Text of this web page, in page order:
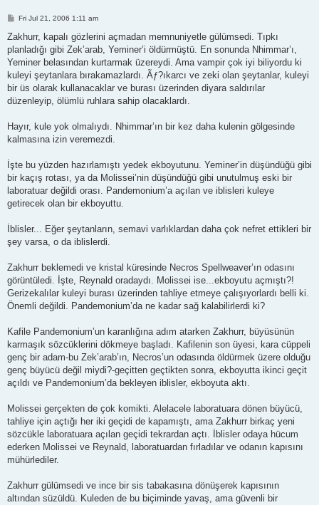
P
s
Fri Jul 21, 2006 1:11 am
Zakhurr, kapalı gözlerini açmadan memnuniyetle gülümsedi. Tıpkı
planladığı gibi Zek’arab, Yeminer’i öldürmüştü. En sonunda Nhimmar’ı,
Yeminer belasından kurtarmak üzereydi. Ama vampir çok iyi biliyordu ki
kuleyi şeytanlara bırakamazlardı. Ãƒ?ıkarcı ve zeki olan şeytanlar, kuleyi
bir üs olarak kullanacaklar ve burası üzerinden diyara saldırılar
düzenleyip, ölümlü ruhlara sahip olacaklardı.
Hayır, kule yok olmalıydı. Nhimmar’ın bir kez daha kulenin gölgesinde
kalmasına izin veremezdi.
İşte bu yüzden hazırlamıştı yedek ekboyutunu. Yeminer’in düşündüğü gibi
bir kaçış rotası, ya da Molissei’nin düşündüğü gibi unutulmuş eski bir
laboratuar değildi orası. Pandemonium’a açılan ve iblisleri kuleye
getirecek olan bir ekboyuttu.
İblisler... Eğer şeytanların, semavi varlıklardan daha çok nefret ettikleri bir
şey varsa, o da iblislerdi.
Zakhurr beklemedi ve kristal küresinde Necros Spellweaver’ın odasını
görüntüledi. İşte, Reynald oradaydı. Molissei ise...ekboyutu açmıştı?!
Gerizekalılar kuleyi burası üzerinden tahliye etmeye çalışıyorlardı belli ki.
Önemli değildi. Pandemonium’da ne kadar sağ kalabilirlerdi ki?
Kafile Pandemonium’un karanlığına adım atarken Zakhurr, büyüsünün
karmaşık sözcüklerini dökmeye başladı. Kafilenin son üyesi, kara cüppeli
genç bir adam-bu Zek’arab’ın, Necros’un odasında öldürmek üzere olduğu
genç büyücü değil miydi?-geçitten geçtikten sonra, ekboyutta ikinci geçit
açıldı ve Pandemonium’da bekleyen iblisler, ekboyuta aktı.
Molissei gerçekten de çok komikti. Alelacele laboratuara dönen büyücü,
tahliye için açtığı her iki geçidi de kapamıştı, ama Zakhurr birkaç yeni
sözcükle laboratuara açılan geçidi tekrardan açtı. İblisler odaya hücum
ederken Molissei ve Reynald, laboratuardan fırladılar ve odanın kapısını
mühürlediler.
Zakhurr gülümsedi ve ince bir sis tabakasına dönüşerek kapısının
altından süzüldü. Kuleden de bu biçiminde yavaş, ama güvenli bir